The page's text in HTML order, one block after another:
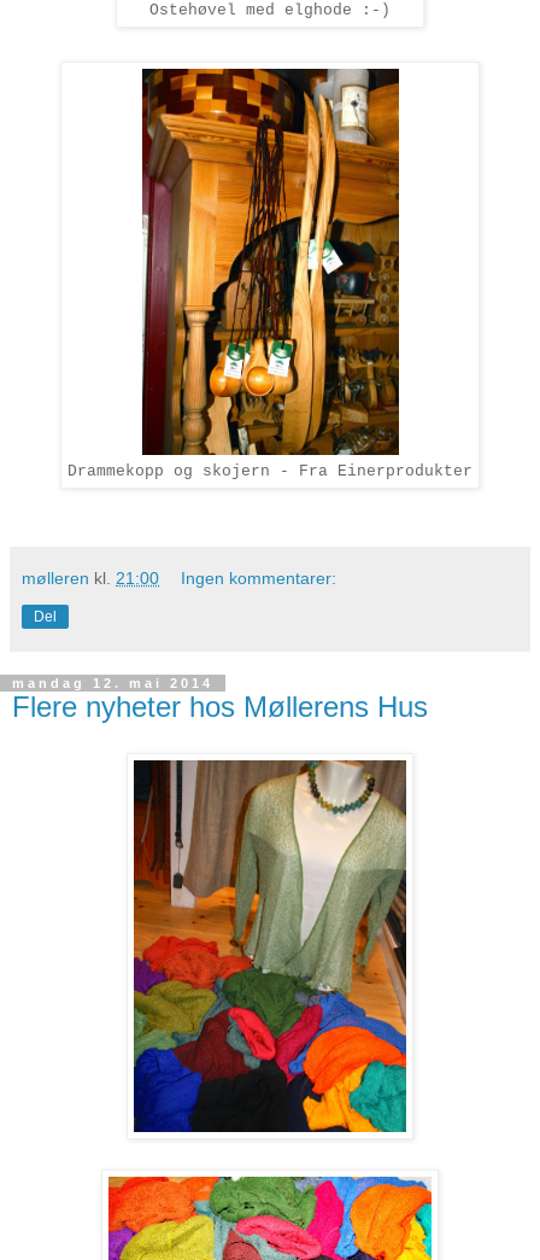
Ostehøvel med elghode :-)
Drammekopp og skojern - Fra Einerprodukter
mølleren kl. 21:00 Ingen kommentarer:
Del
mandag 12. mai 2014
Flere nyheter hos Møllerens Hus